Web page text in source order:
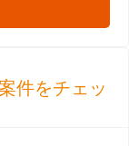
件をチェッ